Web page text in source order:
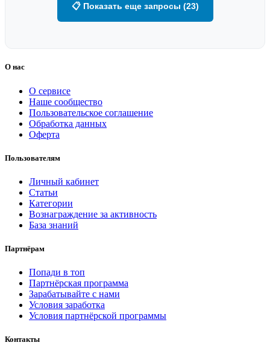
📋 Показать еще запросы (23)
О нас
О сервисе
Наше сообщество
Пользовательское соглашение
Обработка данных
Оферта
Пользователям
Личный кабинет
Статьи
Категории
Вознаграждение за активность
База знаний
Партнёрам
Попади в топ
Партнёрская программа
Зарабатывайте с нами
Условия заработка
Условия партнёрской программы
Контакты